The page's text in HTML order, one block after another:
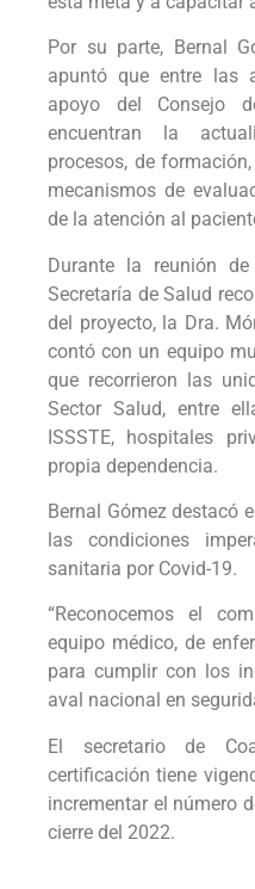
Por su parte, Bernal
apuntó que entre las
apoyo del Consejo
encuentran la
procesos, de
mecanismos de
de la atención al
Durante la reunión
Secretaría de Salud
del proyecto, la Dra.
contó con un equipo
que recorrieron las
Sector Salud, entre
ISSSTE, hospitales
propia dependencia.
Bernal Gómez destacó
las condiciones
sanitaria por Covid-19.
“Reconocemos el
equipo médico, de
para cumplir con los
aval nacional en
El secretario de
certificación tiene
incrementar el número
cierre del 2022.